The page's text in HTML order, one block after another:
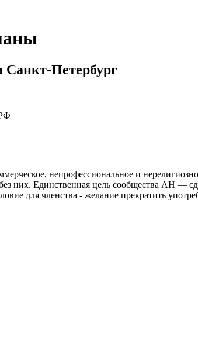
Санкт-Петербург
непрофессиональное и
них. Единственная цель сообщества АН —
для членства - желание прекратить